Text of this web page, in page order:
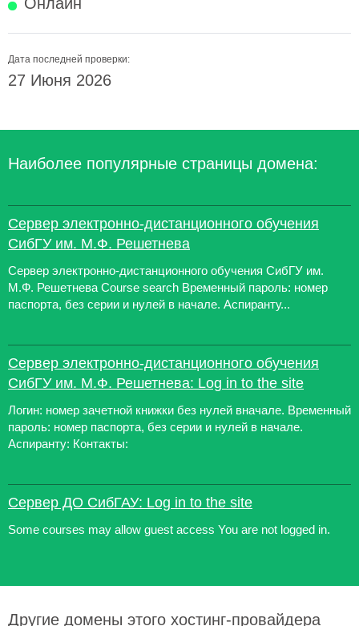
Дата последней проверки:
27 Июня 2026
Наиболее популярные страницы домена:
Сервер электронно-дистанционного обучения
СибГУ им. М.Ф. Решетнева
Сервер электронно-дистанционного обучения СибГУ им.
М.Ф. Решетнева Course search Временный пароль: номер
паспорта, без серии и нулей в начале. Аспиранту...
Сервер электронно-дистанционного обучения
СибГУ им. М.Ф. Решетнева: Log in to the site
Логин: номер зачетной книжки без нулей вначале. Временный
пароль: номер паспорта, без серии и нулей в начале.
Аспиранту: Контакты:
Сервер ДО СибГАУ: Log in to the site
Some courses may allow guest access You are not logged in.
Другие домены этого хостинг-провайдера